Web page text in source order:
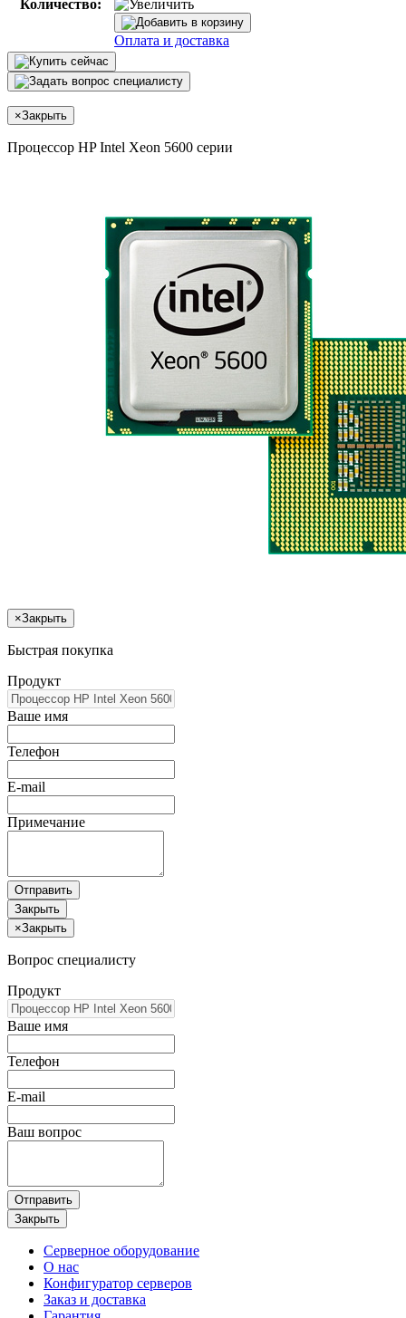
Количество:
Оплата и доставка
×Закрыть
Процессор HP Intel Xeon 5600 серии
×Закрыть
Быстрая покупка
Продукт
Ваше имя
Телефон
E-mail
Примечание
Отправить
Закрыть
×Закрыть
Вопрос специалисту
Продукт
Ваше имя
Телефон
E-mail
Ваш вопрос
Отправить
Закрыть
Серверное оборудование
О нас
Конфигуратор серверов
Заказ и доставка